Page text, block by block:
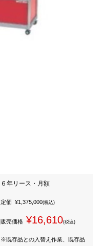
６年リース・月額
定価 ¥1,375,000(税込)
販売価格 ¥16,610(税込)
※既存品との入替え作業、既存品